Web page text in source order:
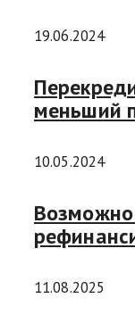
19.06.2024
меньший
10.05.2024
Возможно
11.08.2025